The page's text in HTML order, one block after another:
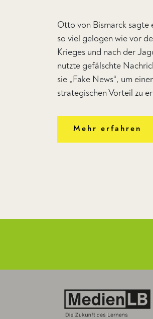
Otto von Bismarck sagte
so viel gelogen wie vor
Krieges und nach der
nutzte gefälschte
sie „Fake News“, um
strategischen Vorteil zu
Mehr erfahren